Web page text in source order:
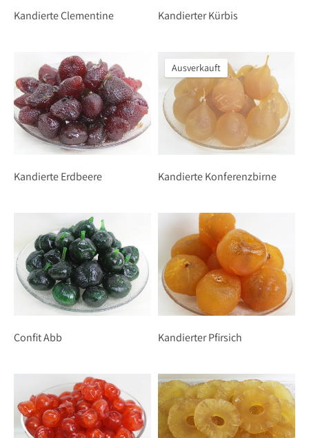
Kandierte Clementine Kandierter Kürbis
Kandierte Erdbeere
Ausverkauft
Kandierte Konferenzbirne
Confit Abb Kandierter Pfirsich